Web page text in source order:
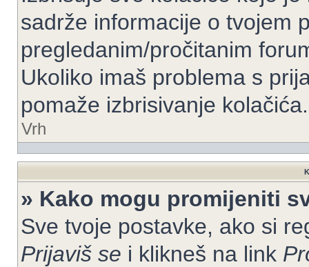
sadrže informacije o tvojem
pregledanim/pročitanim
Ukoliko imaš problema s
pomaže izbrisivanje kolačića.
Vrh
» Kako mogu promijeniti
Sve tvoje postavke, ako si
Prijaviš se i klikneš na link